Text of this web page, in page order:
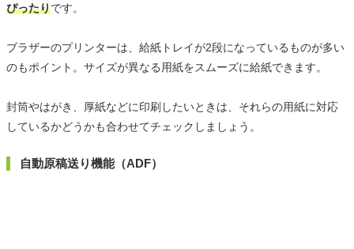
ぴったりです。
ブラザーのプリンターは、給紙トレイが2段になっているものが多い
のもポイント。サイズが異なる用紙をスムーズに給紙できます。
封筒やはがき、厚紙などに印刷したいときは、それらの用紙に対応
しているかどうかも合わせてチェックしましょう。
自動原稿送り機能（ADF）